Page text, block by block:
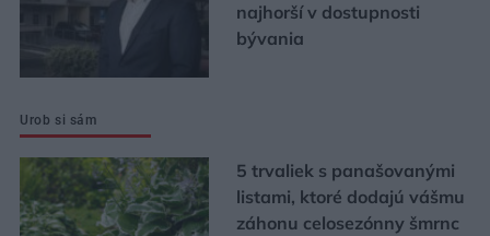
najhorší v dostupnosti
bývania
Urob si sám
5 trvaliek s panašovanými
listami, ktoré dodajú vášmu
záhonu celosezónny šmrnc